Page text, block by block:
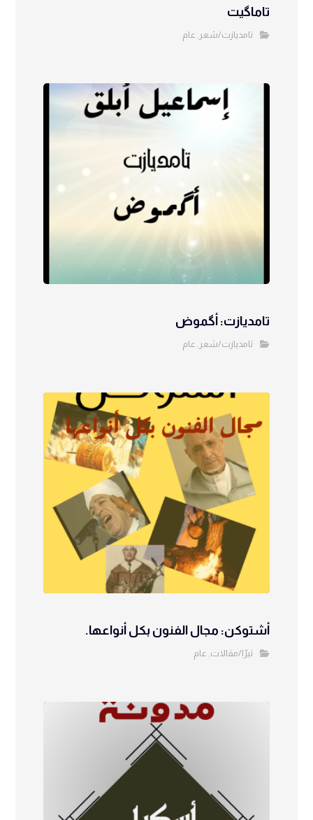
تاماگيت
تامديازت/شعر عام
تامديازت: أگموض
تامديازت/شعر , عام
أشتوكن: مجال الفنون بكل أنواعها.
تيرّا/مقالات, عام